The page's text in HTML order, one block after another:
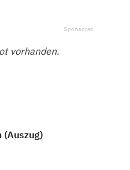
vorhanden.
(Auszug)